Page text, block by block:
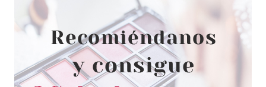
BROKE THE SPELL 30 ML
-36%
desde
4.80€